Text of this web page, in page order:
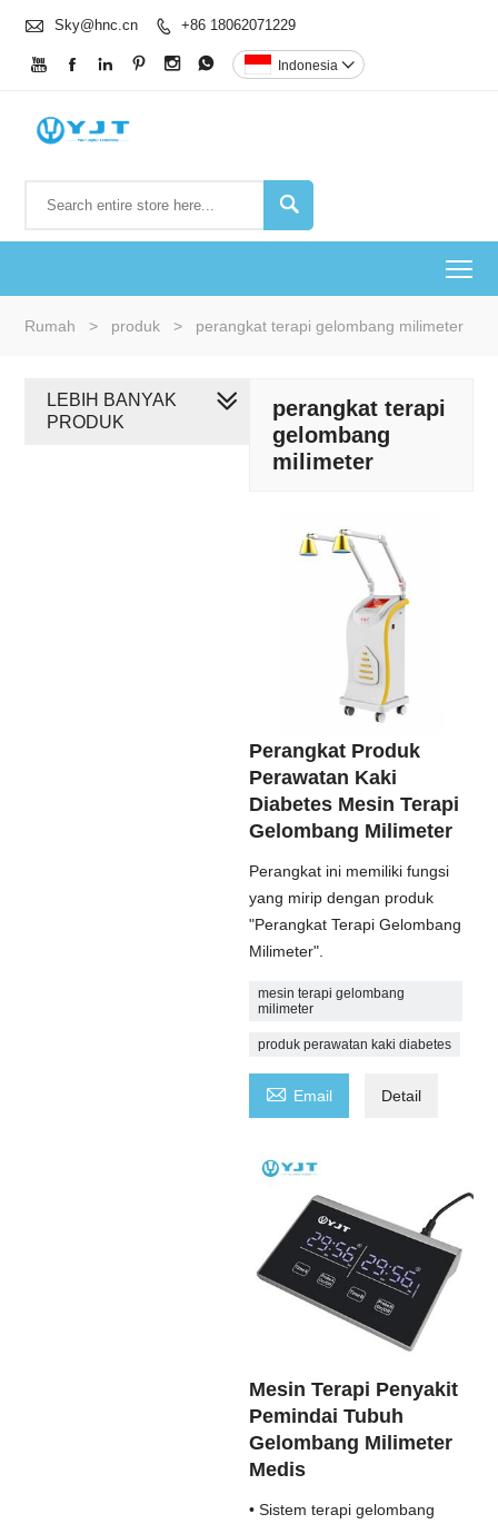
 Sky@hnc.cn  +86 18062071229
      Indonesia 

Rumah > produk > perangkat terapi gelombang milimeter
perangkat terapi
gelombang
milimeter
Perangkat Produk
Perawatan Kaki
Diabetes Mesin Terapi
Gelombang Milimeter
Perangkat ini memiliki fungsi
yang mirip dengan produk
"Perangkat Terapi Gelombang
Milimeter".
mesin terapi gelombang
milimeter
produk perawatan kaki diabetes
 Email Detail
Mesin Terapi Penyakit
Pemindai Tubuh
Gelombang Milimeter
Medis
• Sistem terapi gelombang
LEBIH BANYAK
PRODUK